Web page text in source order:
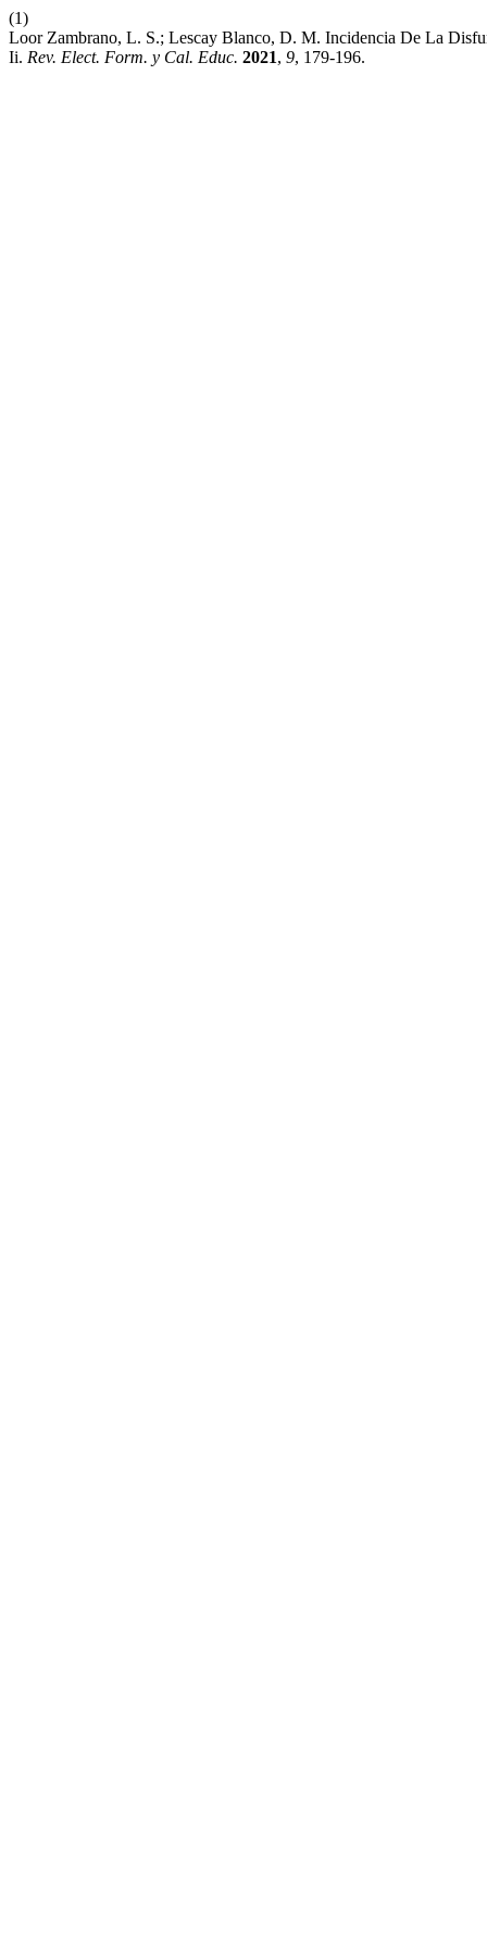
(1)
Loor Zambrano, L. S.; Lescay Blanco, D. M. Incidencia De La
Ii. Rev. Elect. Form. y Cal. Educ. 2021, 9, 179-196.